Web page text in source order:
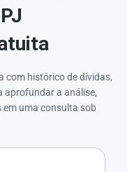
com histórico de dívidas,
aprofundar a análise,
em uma consulta sob